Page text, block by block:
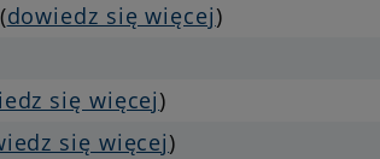
dowiedz się więcej)
się więcej)
się więcej)